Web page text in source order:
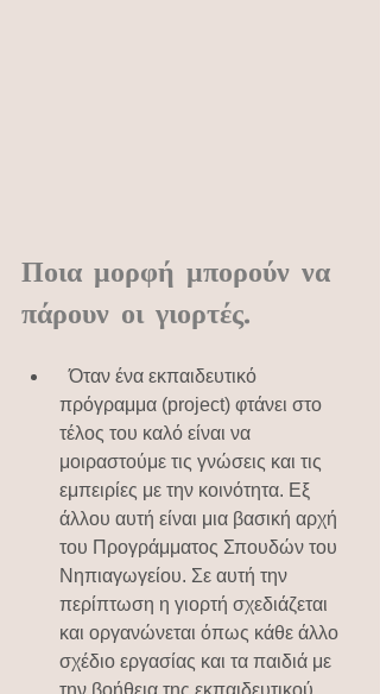
Ποια μορφή μπορούν να
πάρουν οι γιορτές.
  Όταν ένα εκπαιδευτικό
πρόγραμμα (project) φτάνει στο
τέλος του καλό είναι να
μοιραστούμε τις γνώσεις και τις
εμπειρίες με την κοινότητα. Εξ
άλλου αυτή είναι μια βασική αρχή
του Προγράμματος Σπουδών του
Νηπιαγωγείου. Σε αυτή την
περίπτωση η γιορτή σχεδιάζεται
και οργανώνεται όπως κάθε άλλο
σχέδιο εργασίας και τα παιδιά με